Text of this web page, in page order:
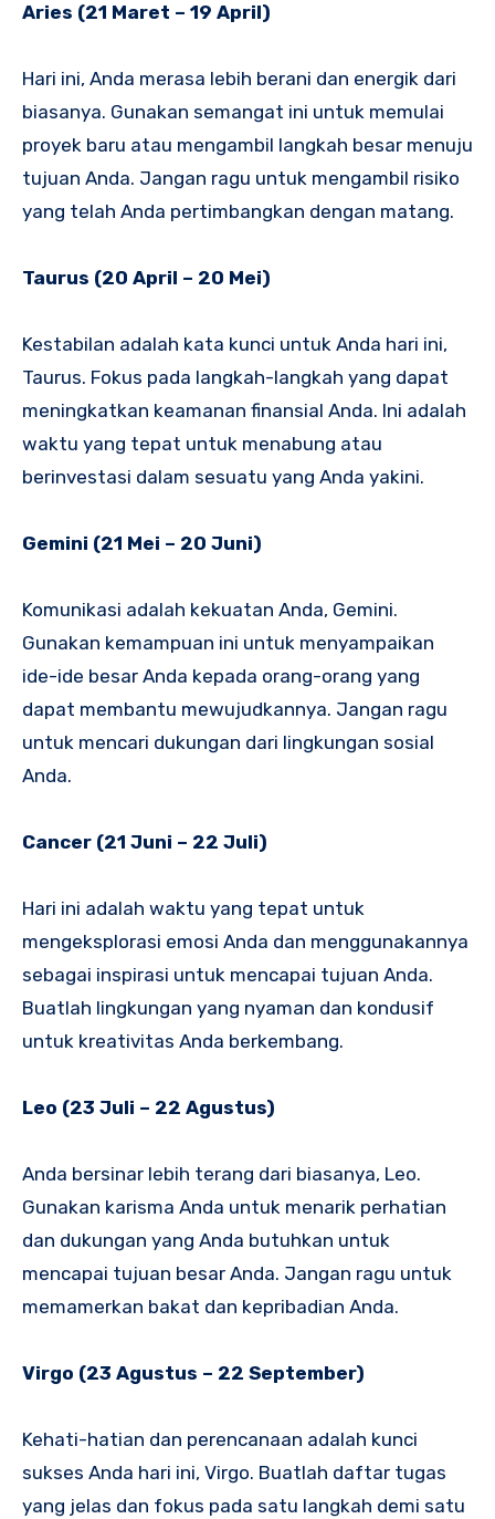
Aries (21 Maret – 19 April)
Hari ini, Anda merasa lebih berani dan energik dari
biasanya. Gunakan semangat ini untuk memulai
proyek baru atau mengambil langkah besar menuju
tujuan Anda. Jangan ragu untuk mengambil risiko
yang telah Anda pertimbangkan dengan matang.
Taurus (20 April – 20 Mei)
Kestabilan adalah kata kunci untuk Anda hari ini,
Taurus. Fokus pada langkah-langkah yang dapat
meningkatkan keamanan finansial Anda. Ini adalah
waktu yang tepat untuk menabung atau
berinvestasi dalam sesuatu yang Anda yakini.
Gemini (21 Mei – 20 Juni)
Komunikasi adalah kekuatan Anda, Gemini.
Gunakan kemampuan ini untuk menyampaikan
ide-ide besar Anda kepada orang-orang yang
dapat membantu mewujudkannya. Jangan ragu
untuk mencari dukungan dari lingkungan sosial
Anda.
Cancer (21 Juni – 22 Juli)
Hari ini adalah waktu yang tepat untuk
mengeksplorasi emosi Anda dan menggunakannya
sebagai inspirasi untuk mencapai tujuan Anda.
Buatlah lingkungan yang nyaman dan kondusif
untuk kreativitas Anda berkembang.
Leo (23 Juli – 22 Agustus)
Anda bersinar lebih terang dari biasanya, Leo.
Gunakan karisma Anda untuk menarik perhatian
dan dukungan yang Anda butuhkan untuk
mencapai tujuan besar Anda. Jangan ragu untuk
memamerkan bakat dan kepribadian Anda.
Virgo (23 Agustus – 22 September)
Kehati-hatian dan perencanaan adalah kunci
sukses Anda hari ini, Virgo. Buatlah daftar tugas
yang jelas dan fokus pada satu langkah demi satu